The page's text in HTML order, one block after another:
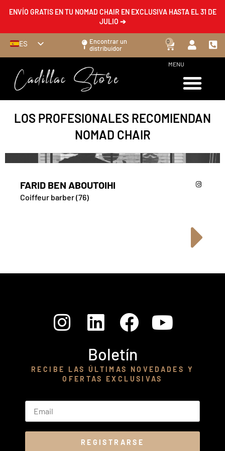
ENVÍO GRATIS EN TU NOMAD CHAIR EN EXCLUSIVA HASTA EL 31 DE
JULIO ➔
ES
FR
EN
DE
Encontrar un
distribuidor
0
MENU
LOS PROFESIONALES RECOMIENDAN
NOMAD CHAIR
FARID BEN ABOUTOIHI
Coiffeur barber (76)
Boletín
RECIBE LAS ÚLTIMAS NOVEDADES Y
OFERTAS EXCLUSIVAS